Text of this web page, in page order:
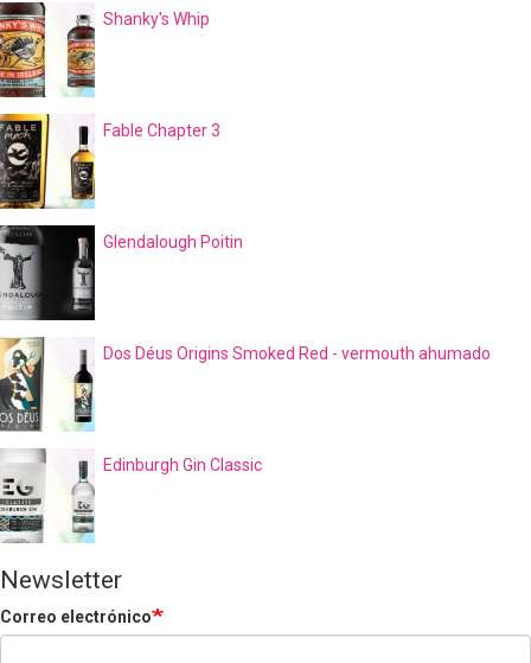
Shanky's Whip
Fable Chapter 3
Glendalough Poitin
Dos Déus Origins Smoked Red - vermouth ahumado
Edinburgh Gin Classic
Newsletter
Correo electrónico